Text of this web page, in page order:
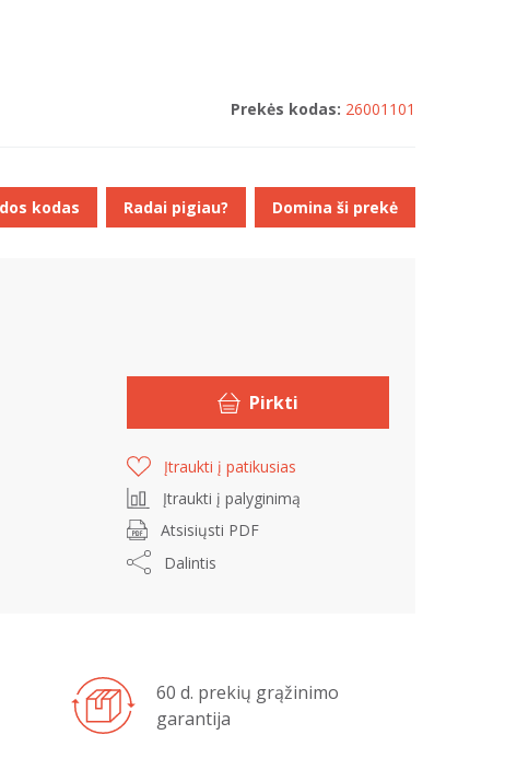
Prekės kodas: 26001101
Pirkti
Įtraukti į patikusias
Įtraukti į palyginimą
Atsisiųsti PDF
Dalintis
60 d. prekių grąžinimo
garantija
kodas Radai pigiau? Domina ši prekė